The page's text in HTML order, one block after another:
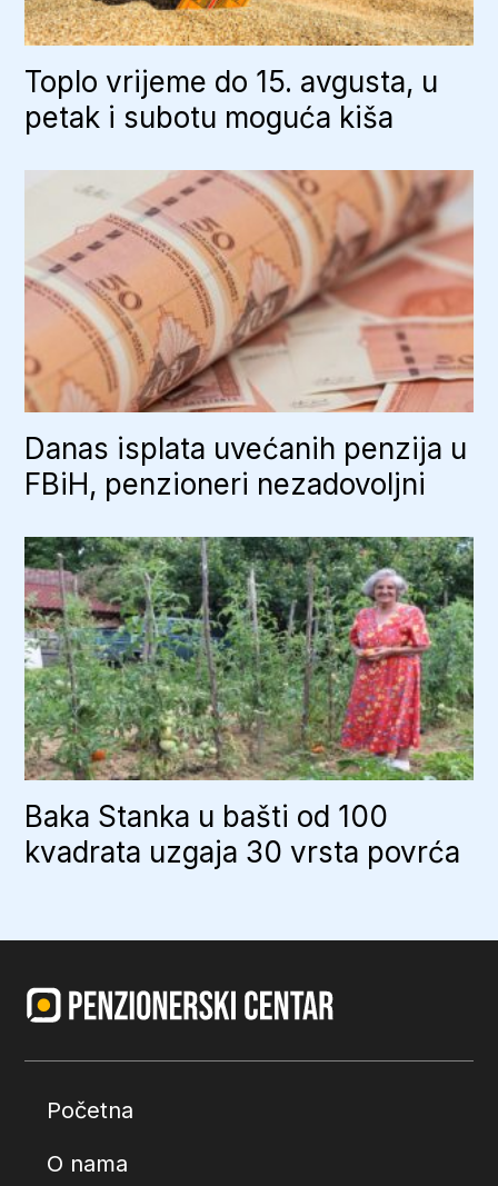
Toplo vrijeme do 15. avgusta, u
petak i subotu moguća kiša
Danas isplata uvećanih penzija u
FBiH, penzioneri nezadovoljni
Baka Stanka u bašti od 100
kvadrata uzgaja 30 vrsta povrća
Početna
O nama